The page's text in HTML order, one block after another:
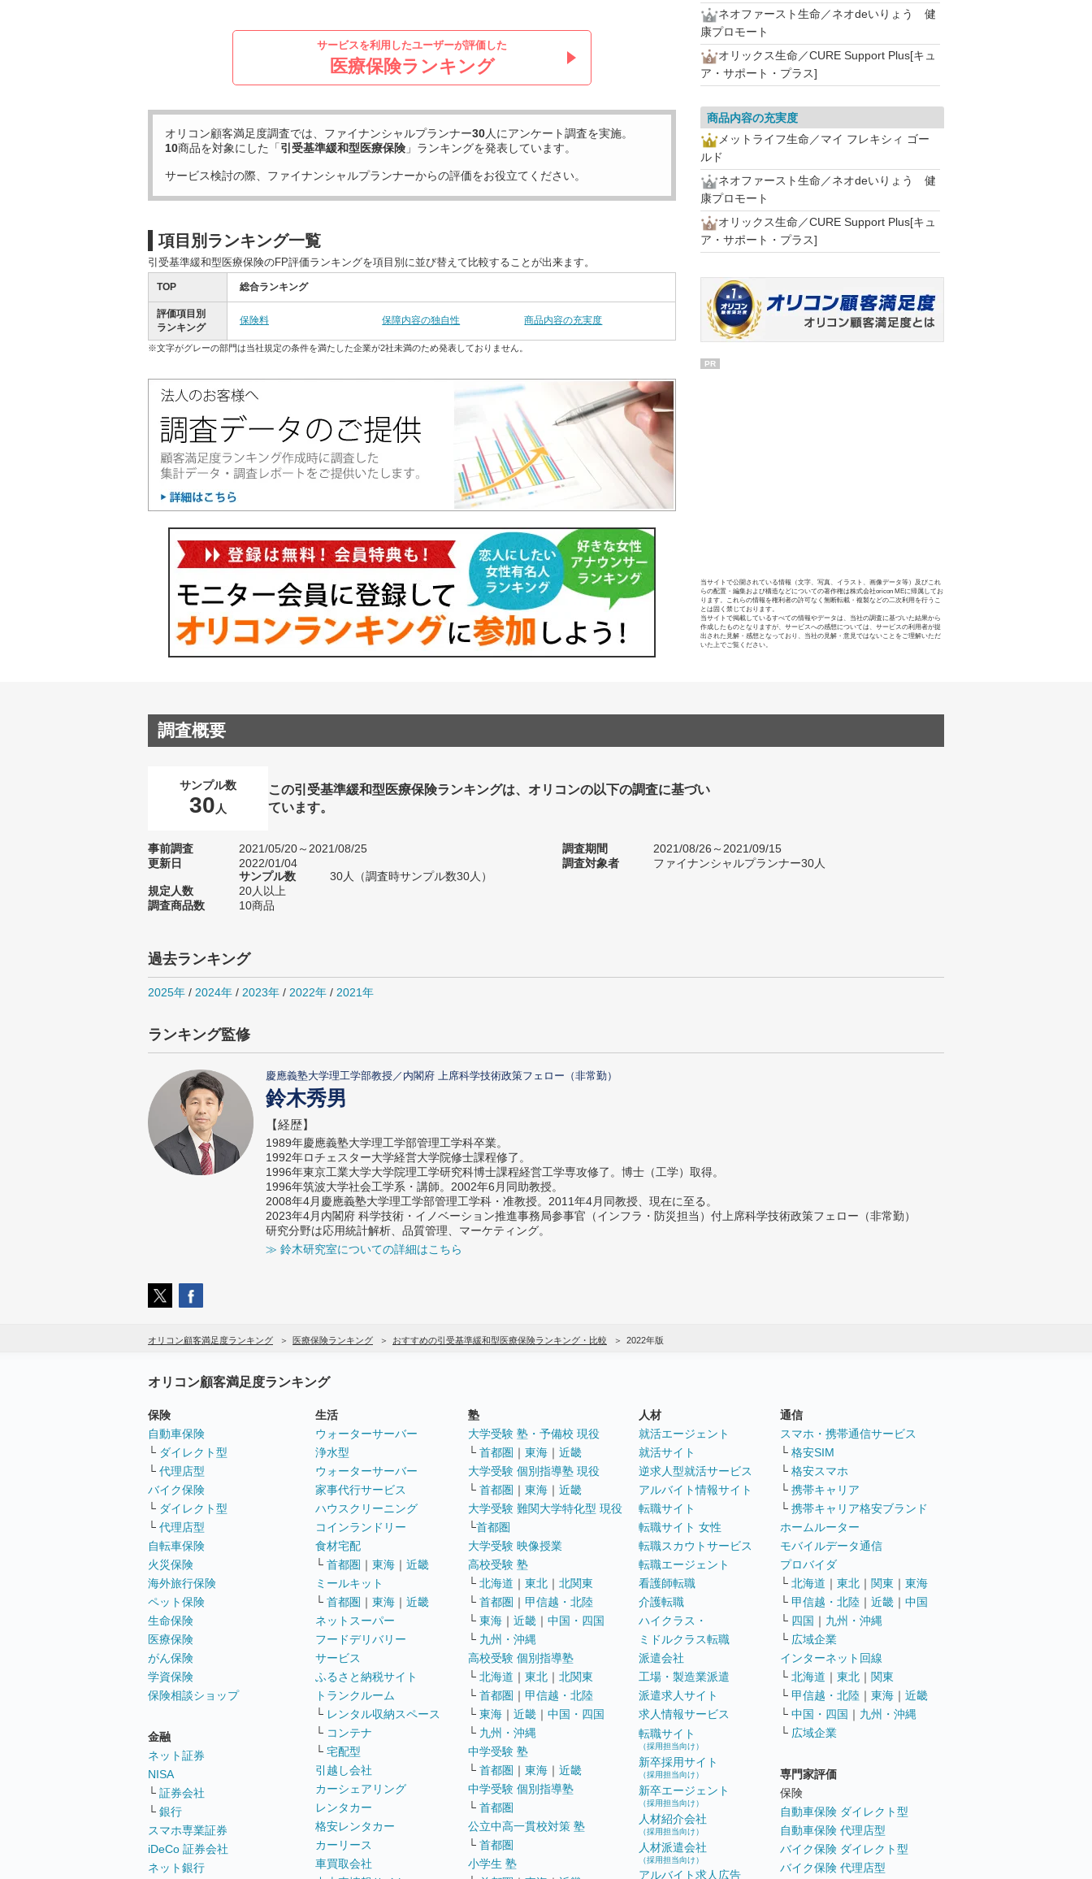
サービスを利用したユーザーが評価した
医療保険ランキング
オリコン顧客満足度調査では、ファイナンシャルプランナー30人にアンケート調査を実施。
10商品を対象にした「引受基準緩和型医療保険 」ランキングを発表しています。
サービス検討の際、ファイナンシャルプランナーからの評価をお役立てください。
項目別ランキング一覧
引受基準緩和型医療保険のFP評価ランキングを項目別に並び替えて比較することが出来ます。
TOP 総合ランキング
評価項目別
ランキング
保険料 保障内容の独自性 商品内容の充実度
※文字がグレーの部門は当社規定の条件を満たした企業が2社未満のため発表しておりません。
ネオファースト生命／ネオdeいりょう 健
康プロモート
オリックス生命／CURE Support Plus[キュ
ア・サポート・プラス]
商品内容の充実度
メットライフ生命／マイ フレキシィ ゴー
ルド
ネオファースト生命／ネオdeいりょう 健
康プロモート
オリックス生命／CURE Support Plus[キュ
ア・サポート・プラス]
PR
当サイトで公開されている情報（文字、写真、イラスト、画像データ等）及びこれ
らの配置・編集および構造などについての著作権は株式会社oricon MEに帰属してお
ります。これらの情報を権利者の許可なく無断転載・複製などの二次利用を行うこ
とは固く禁じております。
当サイトで掲載しているすべての情報やデータは、当社の調査に基づいた結果から
作成したものとなりますが、サービスへの感想については、サービスの利用者が提
出された見解・感想となっており、当社の見解・意見ではないことをご理解いただ
いた上でご覧ください。
調査概要
サンプル数
30 人
この引受基準緩和型医療保険ランキングは、オリコンの以下の調査に基づい
ています。
事前調査
2021/05/20～2021/08/25
更新日
2022/01/04
サンプル数
30人（調査時サンプル数30人）
規定人数
20人以上
調査商品数
10商品
調査期間
2021/08/26～2021/09/15
調査対象者
ファイナンシャルプランナー30人
過去ランキング
2025年 / 2024年 / 2023年 / 2022年 / 2021年
ランキング監修
慶應義塾大学理工学部教授／内閣府 上席科学技術政策フェロー（非常勤）
鈴木秀男
【経歴】
1989年慶應義塾大学理工学部管理工学科卒業。
1992年ロチェスター大学経営大学院修士課程修了。
1996年東京工業大学大学院理工学研究科博士課程経営工学専攻修了。博士（工学）取得。
1996年筑波大学社会工学系・講師。2002年6月同助教授。
2008年4月慶應義塾大学理工学部管理工学科・准教授。2011年4月同教授、現在に至る。
2023年4月内閣府 科学技術・イノベーション推進事務局参事官（インフラ・防災担当）付上席科学技術政策フェロー（非常勤）
研究分野は応用統計解析、品質管理、マーケティング。
≫ 鈴木研究室についての詳細はこちら
オリコン顧客満足度ランキング 医療保険ランキング おすすめの引受基準緩和型医療保険ランキング・比較 2022年版
オリコン顧客満足度ランキング
保険
自動車保険
└ ダイレクト型
└ 代理店型
バイク保険
└ ダイレクト型
└ 代理店型
自転車保険
火災保険
海外旅行保険
ペット保険
生命保険
医療保険
がん保険
学資保険
保険相談ショップ
金融
ネット証券
NISA
└ 証券会社
└ 銀行
スマホ専業証券
iDeCo 証券会社
ネット銀行
生活
ウォーターサーバー
浄水型
ウォーターサーバー
家事代行サービス
ハウスクリーニング
コインランドリー
食材宅配
└ 首都圏 ｜ 東海 ｜ 近畿
ミールキット
└ 首都圏 ｜ 東海 ｜ 近畿
ネットスーパー
フードデリバリー
サービス
ふるさと納税サイト
トランクルーム
└ レンタル収納スペース
└ コンテナ
└ 宅配型
引越し会社
カーシェアリング
レンタカー
格安レンタカー
カーリース
車買取会社
塾
大学受験 塾・予備校 現役
└ 首都圏 ｜ 東海 ｜ 近畿
大学受験 個別指導塾 現役
└ 首都圏 ｜ 東海 ｜ 近畿
大学受験 難関大学特化型 現役
└首都圏
大学受験 映像授業
高校受験 塾
└ 北海道 ｜ 東北 ｜ 北関東
└ 首都圏 ｜ 甲信越・北陸
└ 東海 ｜ 近畿 ｜ 中国・四国
└ 九州・沖縄
高校受験 個別指導塾
└ 北海道 ｜ 東北 ｜ 北関東
└ 首都圏 ｜ 甲信越・北陸
└ 東海 ｜ 近畿 ｜ 中国・四国
└ 九州・沖縄
中学受験 塾
└ 首都圏 ｜ 東海 ｜ 近畿
中学受験 個別指導塾
└ 首都圏
公立中高一貫校対策 塾
└ 首都圏
小学生 塾
人材
就活エージェント
就活サイト
逆求人型就活サービス
アルバイト情報サイト
転職サイト
転職サイト 女性
転職スカウトサービス
転職エージェント
看護師転職
介護転職
ハイクラス・
ミドルクラス転職
派遣会社
工場・製造業派遣
派遣求人サイト
求人情報サービス
転職サイト
（採用担当向け）
新卒採用サイト
（採用担当向け）
新卒エージェント
（採用担当向け）
人材紹介会社
（採用担当向け）
人材派遣会社
（採用担当向け）
アルバイト求人広告
通信
スマホ・携帯通信サービス
└ 格安SIM
└ 格安スマホ
└ 携帯キャリア
└ 携帯キャリア格安ブランド
ホームルーター
モバイルデータ通信
プロバイダ
└ 北海道 ｜ 東北 ｜ 関東 ｜ 東海
└ 甲信越・北陸 ｜ 近畿 ｜ 中国
└ 四国 ｜ 九州・沖縄
└ 広域企業
インターネット回線
└ 北海道 ｜ 東北 ｜ 関東
└ 甲信越・北陸 ｜ 東海 ｜ 近畿
└ 中国・四国 ｜ 九州・沖縄
└ 広域企業
専門家評価
保険
自動車保険 ダイレクト型
自動車保険 代理店型
バイク保険 ダイレクト型
バイク保険 代理店型